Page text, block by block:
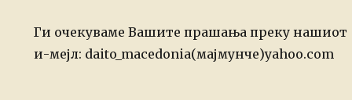
Ги очекуваме Вашите прашања преку нашиот
и-мејл: daito_macedonia(мајмунче)yahoo.com